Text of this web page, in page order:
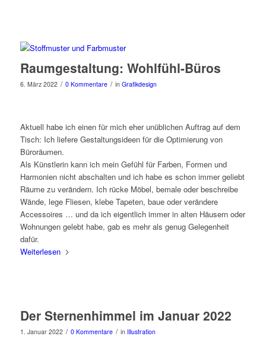
Raumgestaltung: Wohlfühl-Büros
6. März 2022 / 0 Kommentare / in Grafikdesign
Aktuell habe ich einen für mich eher unüblichen Auftrag auf dem
Tisch: Ich liefere Gestaltungsideen für die Optimierung von
Büroräumen.
Als Künstlerin kann ich mein Gefühl für Farben, Formen und
Harmonien nicht abschalten und ich habe es schon immer geliebt
Räume zu verändern. Ich rücke Möbel, bemale oder beschreibe
Wände, lege Fliesen, klebe Tapeten, baue oder verändere
Accessoires … und da ich eigentlich immer in alten Häusern oder
Wohnungen gelebt habe, gab es mehr als genug Gelegenheit
dafür.
Weiterlesen
Der Sternenhimmel im Januar 2022
1. Januar 2022 / 0 Kommentare / in Illustration